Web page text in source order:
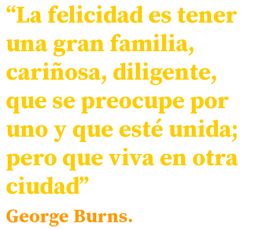
“La felicidad es tener
una gran familia,
cariñosa, diligente,
que se preocupe por
uno y que esté unida;
pero que viva en otra
ciudad”
George Burns.